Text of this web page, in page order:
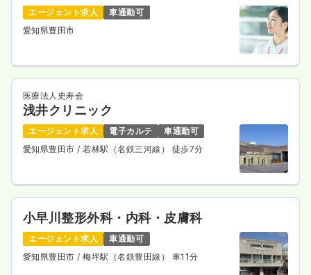
エージェント求人
車通勤可
愛知県豊田市
医療法人史寿会
浅井クリニック
エージェント求人 電子カルテ
車通勤可
愛知県豊田市/ 若林駅（名鉄三河線） 徒歩7分
小早川整形外科・内科・皮膚科
エージェント求人
車通勤可
愛知県豊田市/ 梅坪駅（名鉄豊田線） 車11分